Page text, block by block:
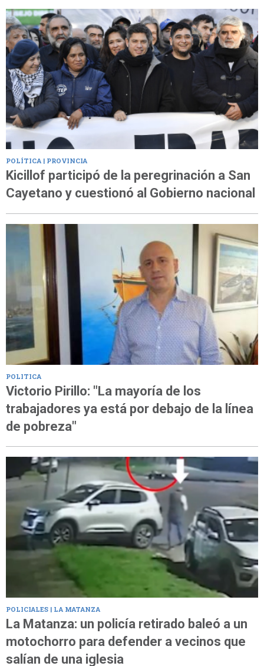
POLÍTICA | PROVINCIA
Kicillof participó de la peregrinación a San
Cayetano y cuestionó al Gobierno nacional
POLITICA
Victorio Pirillo: "La mayoría de los
trabajadores ya está por debajo de la línea
de pobreza"
POLICIALES | LA MATANZA
La Matanza: un policía retirado baleó a un
motochorro para defender a vecinos que
salían de una iglesia